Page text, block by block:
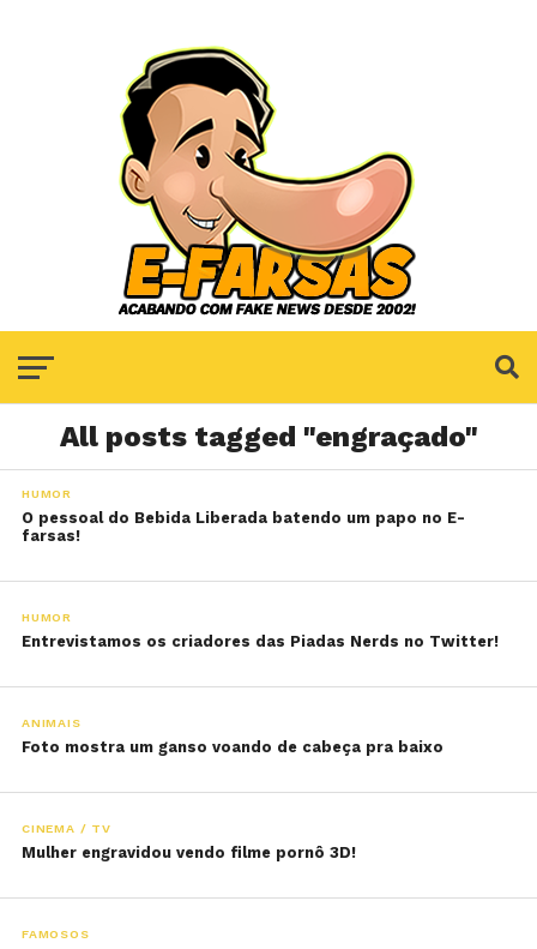
All posts tagged "engraçado"
HUMOR
O pessoal do Bebida Liberada batendo um papo no E-
farsas!
HUMOR
Entrevistamos os criadores das Piadas Nerds no Twitter!
ANIMAIS
Foto mostra um ganso voando de cabeça pra baixo
CINEMA / TV
Mulher engravidou vendo filme pornô 3D!
FAMOSOS